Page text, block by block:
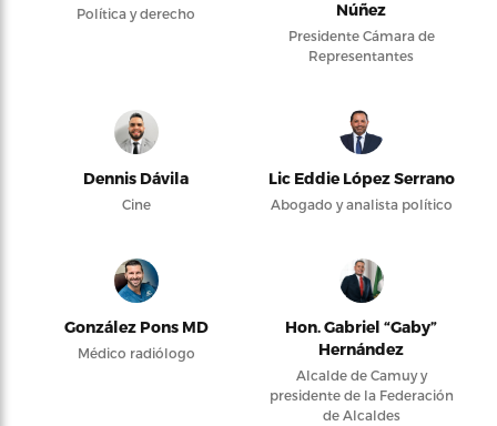
Política y derecho Núñez
Presidente Cámara de
Representantes
Dennis Dávila
Cine
Lic Eddie López Serrano
Abogado y analista político
González Pons MD
Médico radiólogo
Hon. Gabriel “Gaby”
Hernández
Alcalde de Camuy y
presidente de la Federación
de Alcaldes